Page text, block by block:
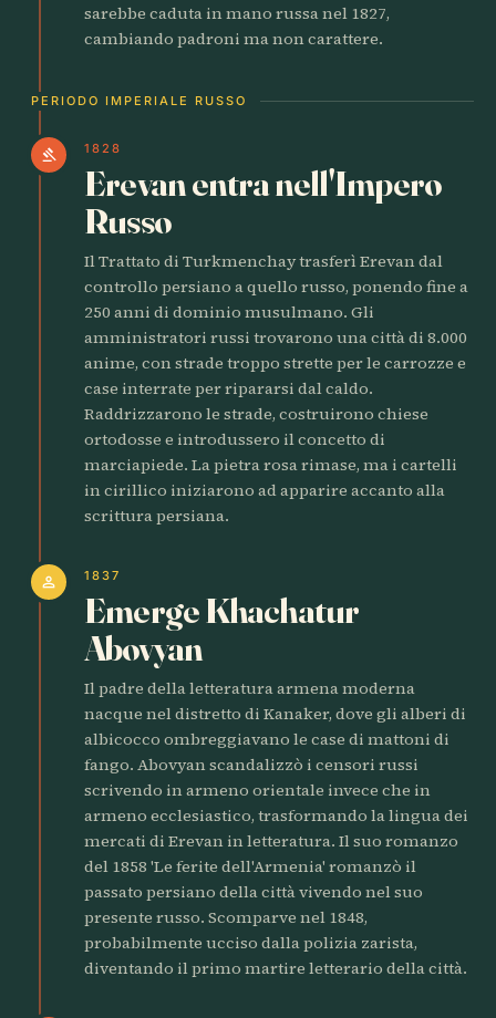
sarebbe caduta in mano russa nel 1827,
cambiando padroni ma non carattere.
PERIODO IMPERIALE RUSSO
gavel 1828
Erevan entra nell'Impero
Russo
Il Trattato di Turkmenchay trasferì Erevan dal
controllo persiano a quello russo, ponendo fine a
250 anni di dominio musulmano. Gli
amministratori russi trovarono una città di 8.000
anime, con strade troppo strette per le carrozze e
case interrate per ripararsi dal caldo.
Raddrizzarono le strade, costruirono chiese
ortodosse e introdussero il concetto di
marciapiede. La pietra rosa rimase, ma i cartelli
in cirillico iniziarono ad apparire accanto alla
scrittura persiana.
person 1837
Emerge Khachatur
Abovyan
Il padre della letteratura armena moderna
nacque nel distretto di Kanaker, dove gli alberi di
albicocco ombreggiavano le case di mattoni di
fango. Abovyan scandalizzò i censori russi
scrivendo in armeno orientale invece che in
armeno ecclesiastico, trasformando la lingua dei
mercati di Erevan in letteratura. Il suo romanzo
del 1858 'Le ferite dell'Armenia' romanzò il
passato persiano della città vivendo nel suo
presente russo. Scomparve nel 1848,
probabilmente ucciso dalla polizia zarista,
diventando il primo martire letterario della città.